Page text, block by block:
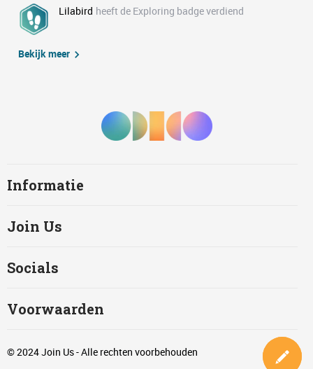
Lilabird heeft de Exploring badge verdiend
Bekijk meer
Informatie
Join Us
Socials
Voorwaarden
© 2024 Join Us - Alle rechten voorbehouden